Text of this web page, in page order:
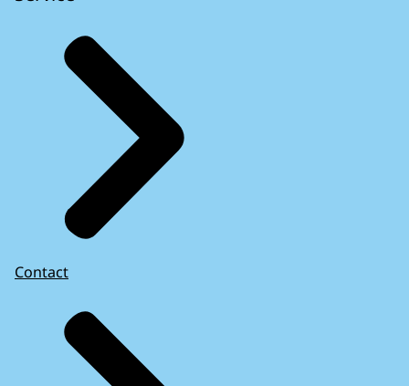
Contact